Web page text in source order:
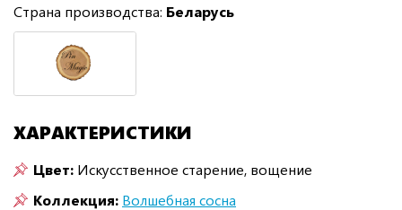
Страна производства: Беларусь
ХАРАКТЕРИСТИКИ
Цвет: Искусственное старение, вощение
Коллекция: Волшебная сосна